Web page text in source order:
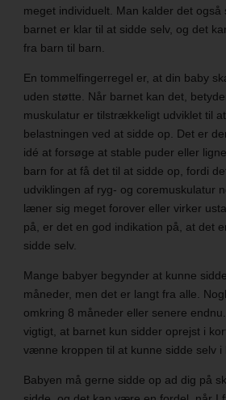
meget individuelt. Man kalder det også
barnet er klar til at sidde selv, og det
fra barn til barn.
En tommelfingerregel er, at din baby
uden støtte. Når barnet kan det,
muskulatur er tilstrækkeligt udviklet til
belastningen ved at sidde op. Det er
idé at forsøge at stable puder eller
barn for at få det til at sidde op, fordi
udviklingen af ryg- og coremuskulatur
læner sig meget forover eller virker
på, er det en god indikation på, at det
sidde selv.
Mange babyer begynder at kunne
måneder, men det er langt fra alle.
omkring 8 måneder eller senere
vigtigt, at barnet kun sidder oprejst i
vænne kroppen til at kunne sidde selv i
Babyen må gerne sidde op ad dig på